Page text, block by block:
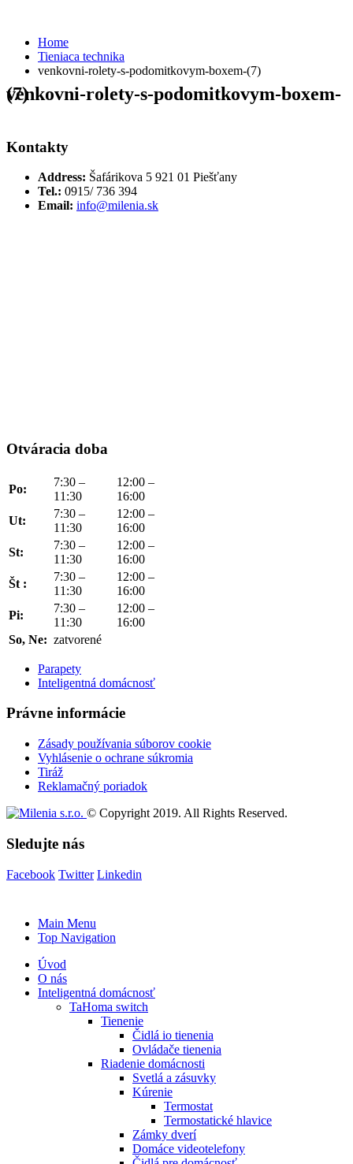
Home
Tieniaca technika
venkovni-rolety-s-podomitkovym-boxem-(7)
venkovni-rolety-s-podomitkovym-boxem-(7)
Kontakty
Address: Šafárikova 5 921 01 Piešťany
Tel.: 0915/ 736 394
Email: info@milenia.sk
Otváracia doba
Po:
7:30 –
11:30
12:00 –
16:00
Ut:
7:30 –
11:30
12:00 –
16:00
St:
7:30 –
11:30
12:00 –
16:00
Št :
7:30 –
11:30
12:00 –
16:00
Pi:
7:30 –
11:30
12:00 –
16:00
So, Ne: zatvorené
Parapety
Inteligentná domácnosť
Právne informácie
Zásady používania súborov cookie
Vyhlásenie o ochrane súkromia
Tiráž
Reklamačný poriadok
© Copyright 2019. All Rights Reserved.
Sledujte nás
Facebook Twitter Linkedin
Main Menu
Top Navigation
Úvod
O nás
Inteligentná domácnosť
TaHoma switch
Tienenie
Čidlá io tienenia
Ovládače tienenia
Riadenie domácnosti
Svetlá a zásuvky
Kúrenie
Termostat
Termostatické hlavice
Zámky dverí
Domáce videotelefony